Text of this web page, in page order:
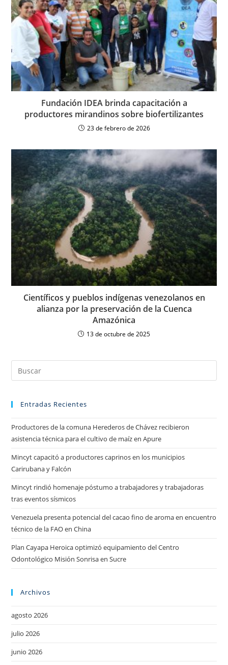
Fundación IDEA brinda capacitación a
productores mirandinos sobre biofertilizantes
23 de febrero de 2026
Científicos y pueblos indígenas venezolanos en
alianza por la preservación de la Cuenca
Amazónica
13 de octubre de 2025
Entradas Recientes
Productores de la comuna Herederos de Chávez recibieron
asistencia técnica para el cultivo de maíz en Apure
Mincyt capacitó a productores caprinos en los municipios
Carirubana y Falcón
Mincyt rindió homenaje póstumo a trabajadores y trabajadoras
tras eventos sísmicos
Venezuela presenta potencial del cacao fino de aroma en encuentro
técnico de la FAO en China
Plan Cayapa Heroica optimizó equipamiento del Centro
Odontológico Misión Sonrisa en Sucre
Archivos
agosto 2026
julio 2026
junio 2026